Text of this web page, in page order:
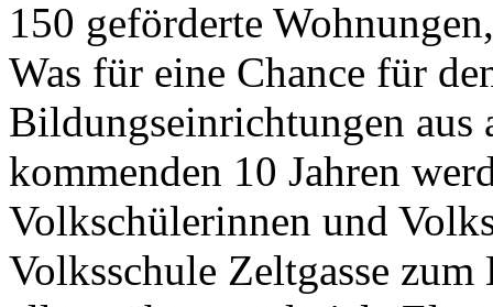
150 geförderte
Was für eine Chance für
Bildungseinrichtungen
kommenden 10 Jahren
Volkschülerinnen und
Volksschule Zeltgasse